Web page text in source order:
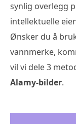
synlig overlegg
intellektuelle
Ønsker du å
vannmerke,
vil vi dele 3
Alamy-bilder.